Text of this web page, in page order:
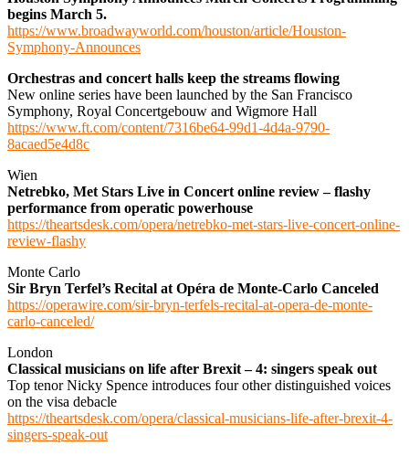
begins March 5.
https://www.broadwayworld.com/houston/article/Houston-
Symphony-Announces
Orchestras and concert halls keep the streams flowing
New online series have been launched by the San Francisco
Symphony, Royal Concertgebouw and Wigmore Hall
https://www.ft.com/content/7316be64-99d1-4d4a-9790-
8acaed5e4d8c
Wien
Netrebko, Met Stars Live in Concert online review – flashy
performance from operatic powerhouse
https://theartsdesk.com/opera/netrebko-met-stars-live-concert-online-
review-flashy
Monte Carlo
Sir Bryn Terfel’s Recital at Opéra de Monte-Carlo Canceled
https://operawire.com/sir-bryn-terfels-recital-at-opera-de-monte-
carlo-canceled/
London
Classical musicians on life after Brexit – 4: singers speak out
Top tenor Nicky Spence introduces four other distinguished voices
on the visa debacle
https://theartsdesk.com/opera/classical-musicians-life-after-brexit-4-
singers-speak-out